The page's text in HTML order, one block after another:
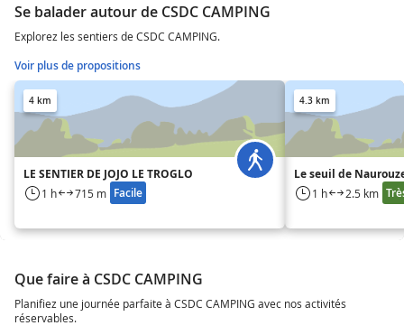
Se balader autour de CSDC CAMPING
Explorez les sentiers de CSDC CAMPING.
Voir plus de propositions
4 km
LE SENTIER DE JOJO LE TROGLO
1 h 715 m Facile
4.3 km
Le seuil de
1 h 2.5 km
Que faire à CSDC CAMPING
Planifiez une journée parfaite à CSDC CAMPING avec nos activités
réservables.